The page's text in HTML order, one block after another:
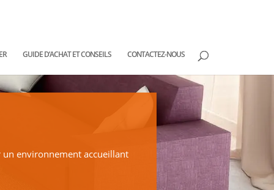
GUIDE D’ACHAT ET CONSEILS CONTACTEZ-NOUS
un environnement accueillant